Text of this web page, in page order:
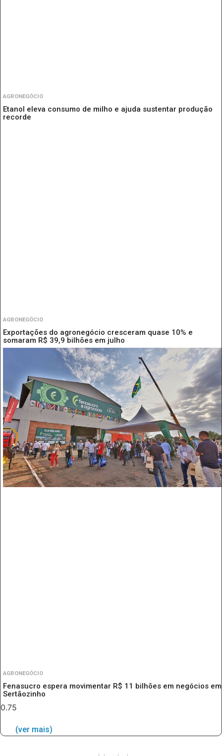
AGRONEGÓCIO
Etanol eleva consumo de milho e ajuda sustentar produção
recorde
AGRONEGÓCIO
Exportações do agronegócio cresceram quase 10% e
somaram R$ 39,9 bilhões em julho
AGRONEGÓCIO
Fenasucro espera movimentar R$ 11 bilhões em negócios em
Sertãozinho
(ver mais)